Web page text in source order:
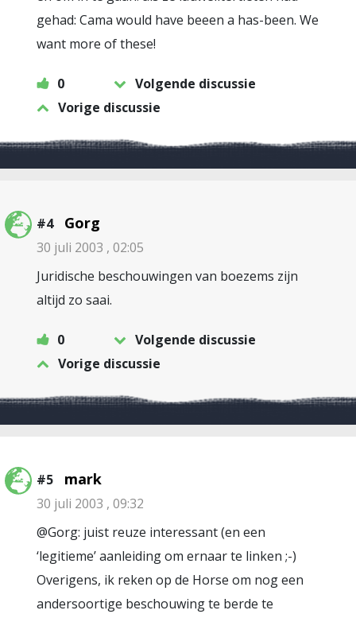
gehad: Cama would have beeen a has-been. We
want more of these!
0
Volgende discussie
Vorige discussie
#4 Gorg
30 juli 2003 , 02:05
Juridische beschouwingen van boezems zijn
altijd zo saai.
0
Volgende discussie
Vorige discussie
#5 mark
30 juli 2003 , 09:32
@Gorg: juist reuze interessant (en een
‘legitieme’ aanleiding om ernaar te linken ;-)
Overigens, ik reken op de Horse om nog een
andersoortige beschouwing te berde te